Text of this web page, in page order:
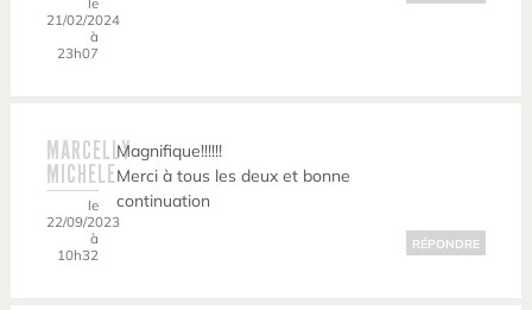
21/02/2024
à
23h07
MARCELLY
MICHELE
le
22/09/2023
à
10h32
Magnifique!!!!!!
Merci à tous les deux et bonne
continuation
RÉPONDRE